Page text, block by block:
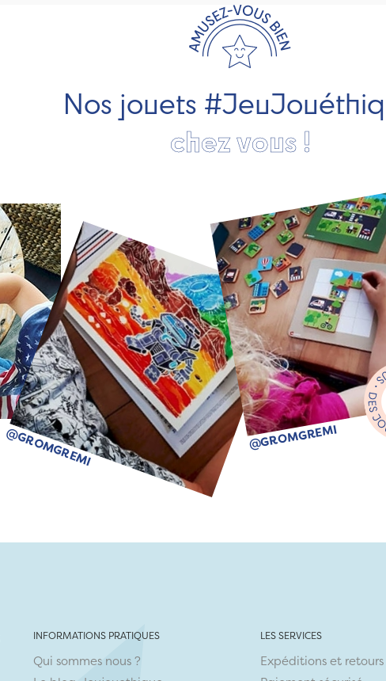
Nos jouets
chez vous !
@GROMGREMI @GROMGREMI
INFORMATIONS PRATIQUES
Qui sommes nous ?
LES SERVICES
Expéditions et retours